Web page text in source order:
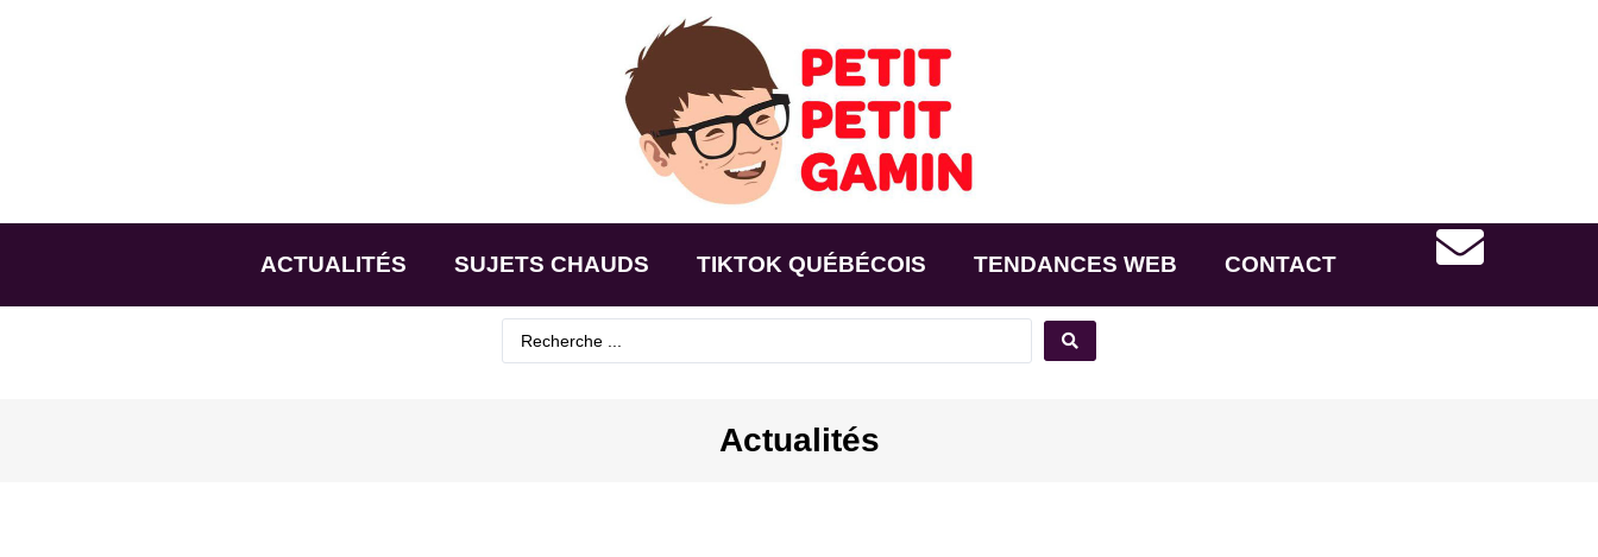
ACTUALITÉS SUJETS CHAUDS TIKTOK QUÉBÉCOIS TENDANCES WEB CONTACT
Actualités